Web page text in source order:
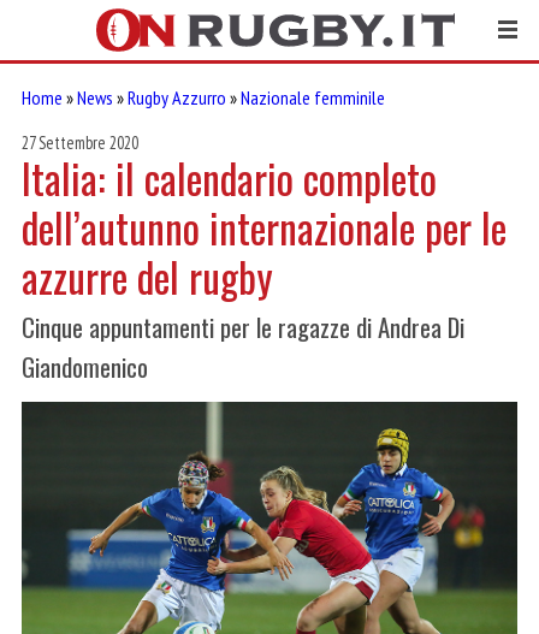
Home »News »Rugby Azzurro »Nazionale femminile
27 Settembre 2020
Italia: il calendario completo
dell’autunno internazionale per le
azzurre del rugby
Cinque appuntamenti per le ragazze di Andrea Di
Giandomenico